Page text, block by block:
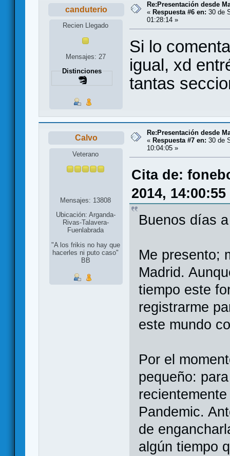
canduterio
Recien Llegado
Mensajes: 27
Distinciones
Re:Presentación desde
« Respuesta #6 en: 30 de
01:28:14 »
Si lo
igual, xd
tantas
Calvo
Veterano
Mensajes: 13808
Ubicación: Arganda-
Rivas-Talavera-
Fuenlabrada
"A los frikis no hay que
hacerles ni puto caso"
BB
Re:Presentación desde
« Respuesta #7 en: 30 de
10:04:05 »
Cita de:
2014, 14:00:55
Buenos días
Me presento;
Madrid.
tiempo este
registrarme
este mundo
Por el
pequeño:
Pandemic.
de
algún tiempo